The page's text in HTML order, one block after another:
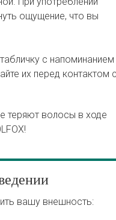
ощущение, что вы
с напоминанием
их перед контактом с
теряют волосы в ходе
вашу внешность: